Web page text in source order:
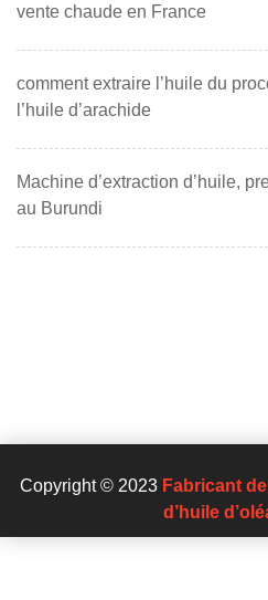
vente chaude en France
comment extraire l’huile du
l’huile d’arachide
Machine d’extraction d’huile,
au Burundi
Copyright © 2023 Fabricant
d’huile